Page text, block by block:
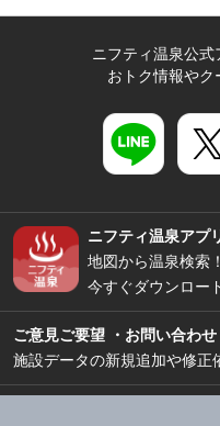
ニフティ温泉公
おトク情報やク
ニフティ温泉アプ
地図から温泉検索
今すぐダウンロー
ご意見ご要望 ・お問い合わせ
施設データの新規追加や修正